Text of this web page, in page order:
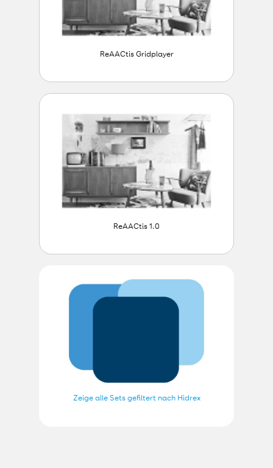
ReAACtis Gridplayer
ReAACtis 1.0
Zeige alle Sets gefiltert nach Hidrex